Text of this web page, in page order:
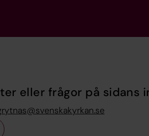
eller frågor på sidans